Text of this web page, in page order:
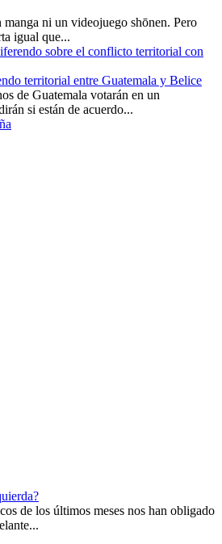
ni un videojuego shōnen. Pero
igual que...
territorial entre Guatemala y Belice
de Guatemala votarán en un
si están de acuerdo...
de los últimos meses nos han obligado